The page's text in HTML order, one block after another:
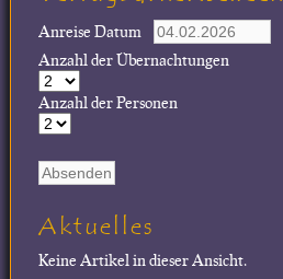
Anreise Datum
Anzahl der Übernachtungen
Anzahl der Personen
Aktuelles
Keine Artikel in dieser Ansicht.